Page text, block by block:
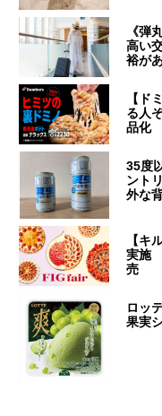
《
高い
裕が
【ド
る人
品化
35度
ント
外な
【キ
実施
売
ロッ
果実